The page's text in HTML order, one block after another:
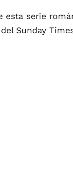
esta serie
Sunday Times